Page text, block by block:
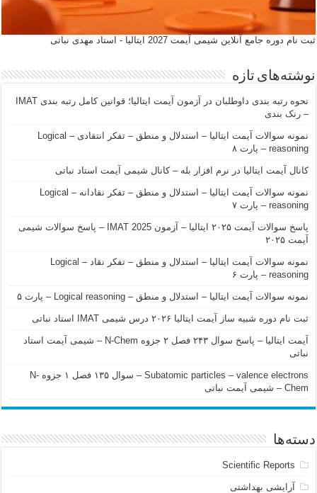
ثبت نام دوره جامع آنلاین شیمی آیمت 2027 ایتالیا - استاد مهدی نباتی
نوشته‌های تازه
نحوه رتبه بندی داوطلبان در آزمون آیمت ایتالیا؛ قوانین کامل رتبه بندی IMAT
– رنک بندی
نمونه سوالات آیمت ایتالیا – استدلال و منطق – تفکر انتقادی – Logical
reasoning – پارت ۸
کانال آیمت ایتالیا در نرم افزار بله – کانال شیمی آیمت استاد نباتی
نمونه سوالات آیمت ایتالیا – استدلال و منطق – تفکر نقادانه – Logical
reasoning – پارت ۷
پاسخ سوالات آیمت ۲۰۲۵ ایتالیا – آزمون IMAT 2025 – پاسخ سوالات شیمی
آیمت ۲۰۲۵
نمونه سوالات آیمت ایتالیا – استدلال و منطق – تفکر نقاد – Logical
reasoning – پارت ۶
نمونه سوالات آیمت ایتالیا – استدلال و منطق – Logical reasoning – پارت ۵
ثبت نام دوره شبیه ساز آیمت ایتالیا ۲۰۲۶ درس شیمی IMAT استاد نباتی
آیمت ایتالیا – پاسخ سوال ۲۴۳ فصل ۲ جزوه N-Chem – شیمی آیمت استاد
نباتی
Subatomic particles – valence electrons – سوال ۱۳۵ فصل ۱ جزوه N-
Chem – شیمی آیمت نباتی
دسته‌ها
Scientific Reports
آرایشی بهداشتی